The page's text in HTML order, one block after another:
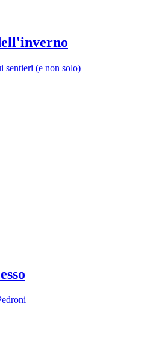
sentieri (e non solo)